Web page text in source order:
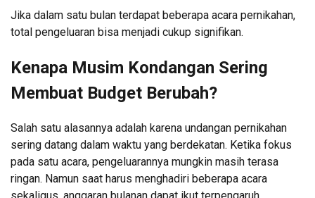
Jika dalam satu bulan terdapat beberapa acara pernikahan,
total pengeluaran bisa menjadi cukup signifikan.
Kenapa Musim Kondangan Sering
Membuat Budget Berubah?
Salah satu alasannya adalah karena undangan pernikahan
sering datang dalam waktu yang berdekatan. Ketika fokus
pada satu acara, pengeluarannya mungkin masih terasa
ringan. Namun saat harus menghadiri beberapa acara